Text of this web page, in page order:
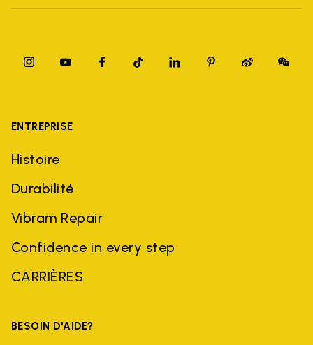
ENTREPRISE
Histoire
Durabilité
Vibram Repair
Confidence in every step
CARRIÈRES
BESOIN D'AIDE?